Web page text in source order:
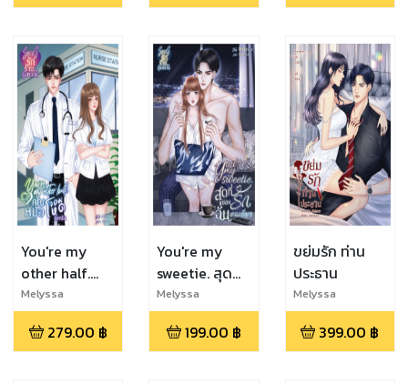
You're my
other half.
คุณหมอจอม
โหดของฉัน
Melyssa
279.00 ฿
You're my
sweetie. สุด
ที่รักของฉันคน
เดียว
Melyssa
199.00 ฿
ขย่มรัก ท่าน
ประธาน
Melyssa
399.00 ฿